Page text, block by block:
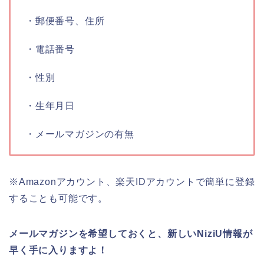
・郵便番号、住所
・電話番号
・性別
・生年月日
・メールマガジンの有無
※Amazonアカウント、楽天IDアカウントで簡単に登録
することも可能です。
メールマガジンを希望しておくと、新しいNiziU情報が
早く手に入りますよ！